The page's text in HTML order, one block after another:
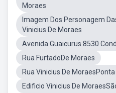
Moraes
Imagem Dos Personagem
Vinicius De Moraes
Avenida Guaicurus 8530
Rua FurtadoDe Moraes
Rua Vinicius De
Edificio Vinicius De